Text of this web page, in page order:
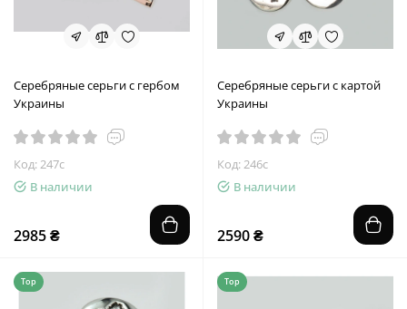
Серебряные серьги с гербом
Украины
Код: 247с
В наличии
2985 ₴
Серебряные серьги с картой
Украины
Код: 246с
В наличии
2590 ₴
Top Top